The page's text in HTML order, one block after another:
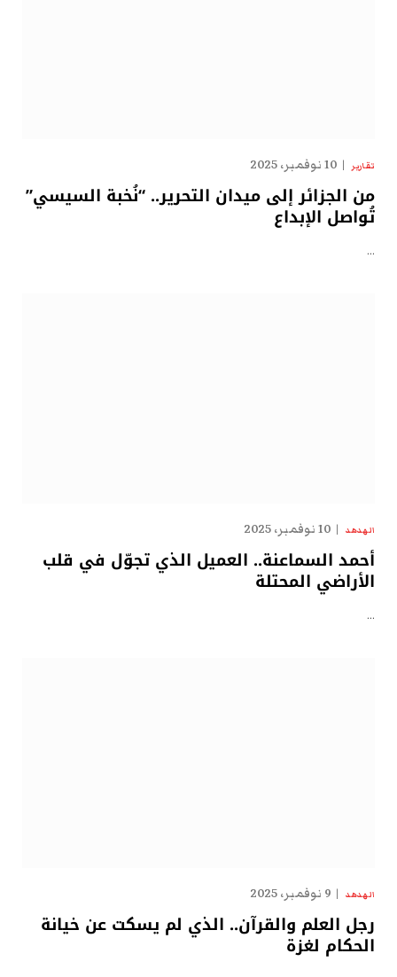
تقارير 10 نوفمبر، 2025
من الجزائر إلى ميدان التحرير.. “نُخبة السيسي”
تُواصل الإبداع
…
الهدهد 10 نوفمبر، 2025
أحمد السماعنة.. العميل الذي تجوّل في قلب
الأراضي المحتلة
…
الهدهد 9 نوفمبر، 2025
رجل العلم والقرآن.. الذي لم يسكت عن خيانة
الحكام لغزة